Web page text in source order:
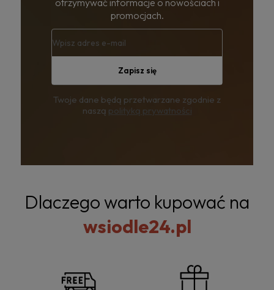
promocjach.
Zapisz się
Twoje dane będą przetwarzane zgodnie z
naszą polityką prywatności
Dlaczego warto kupować na
wsiodle24.pl